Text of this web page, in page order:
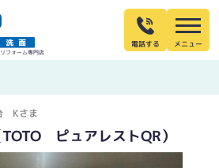
フォーム専門店
電話する
Kさま
ピュアレストQR）